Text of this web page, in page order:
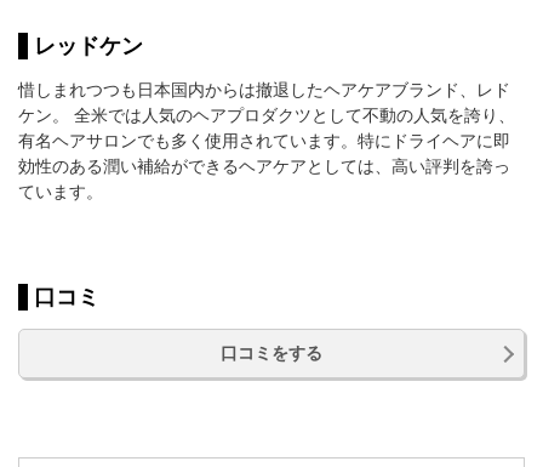
レッドケン
惜しまれつつも日本国内からは撤退したヘアケアブランド、レド
ケン。 全米では人気のヘアプロダクツとして不動の人気を誇り、
有名ヘアサロンでも多く使用されています。特にドライヘアに即
効性のある潤い補給ができるヘアケアとしては、高い評判を誇っ
ています。
口コミ
口コミをする